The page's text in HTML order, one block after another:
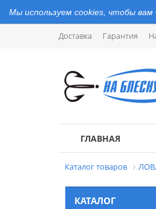
Мы используем cookies, чтобы
Доставка Гарантия
ГЛАВНАЯ
Каталог товаров
КАТАЛОГ